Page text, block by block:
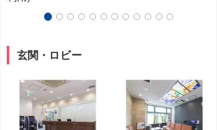
玄関・ロビー